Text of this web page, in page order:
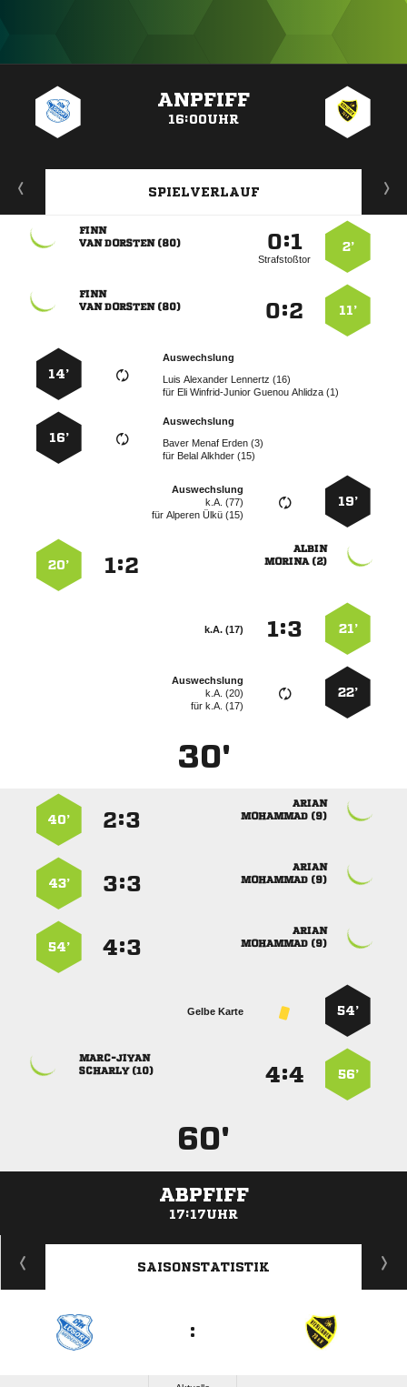
ANPFIFF
16:00UHR
SPIELVERLAUF
2’
:
Strafstoßtor

  
11’
:

  
Auswechslung
   
für     
14’
Auswechslung
   
für   
16’
19’
Auswechslung
k.A. (77)
für  

 
:
20’
21’
:
k.A. (17)
22’
Auswechslung
k.A. (20)
fürk.A. (17)
30'

 
:
40’

 
:
43’

 
:
54’
54’
Gelbe Karte
56’
:

 
60'
ABPFIFF
17:17UHR
ANZEIGE
SAISONSTATISTIK
: